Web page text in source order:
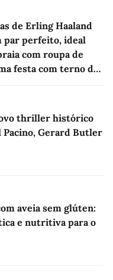
de Erling Haaland
par perfeito, ideal
com roupa de
festa com terno de
thriller histórico
Gerard Butler
aveia sem glúten:
e nutritiva para o